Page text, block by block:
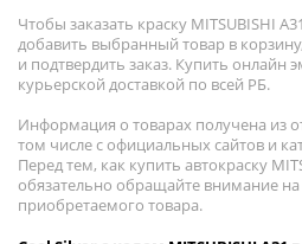
Чтобы заказать краску MITSUBISHI
добавить выбранный товар в
и подтвердить заказ. Купить онлайн
курьерской доставкой по всей РБ.
Информация о товарах получена из
том числе с официальных сайтов и
Перед тем, как купить автокраску
обязательно обращайте внимание на
приобретаемого товара.